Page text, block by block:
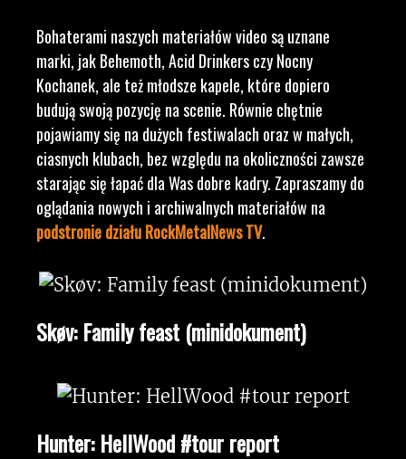
Bohaterami naszych materiałów video są uznane
marki, jak Behemoth, Acid Drinkers czy Nocny
Kochanek, ale też młodsze kapele, które dopiero
budują swoją pozycję na scenie. Równie chętnie
pojawiamy się na dużych festiwalach oraz w małych,
ciasnych klubach, bez względu na okoliczności zawsze
starając się łapać dla Was dobre kadry. Zapraszamy do
oglądania nowych i archiwalnych materiałów na
podstronie działu RockMetalNews TV.
Skøv: Family feast (minidokument)
Hunter: HellWood #tour report